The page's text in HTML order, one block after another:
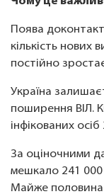
Поява
кількість нових
постійно
Україна
поширення ВІЛ.
інфікованих
За оціночними
мешкало 241 000
Майже половина